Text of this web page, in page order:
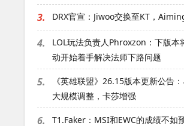
3. DRX官宣：Jiwoo交换至KT，
4.
LOL玩法负责人Phroxzon：下版本
动开始着手解决法师下路问题
5.
《英雄联盟》26.15版本更新公告
大规模调整，卡莎增强
6. T1.Faker：MSI和EWC的成绩不如